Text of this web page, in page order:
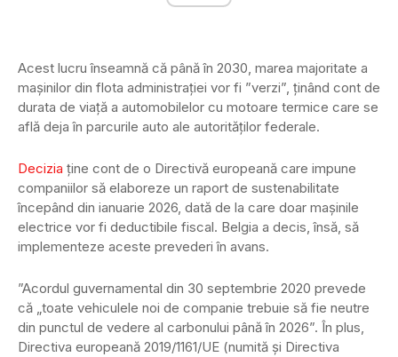
Acest lucru înseamnă că până în 2030, marea majoritate a
mașinilor din flota administrației vor fi ”verzi”, ținând cont de
durata de viață a automobilelor cu motoare termice care se
află deja în parcurile auto ale autorităților federale.
Decizia ține cont de o Directivă europeană care impune
companiilor să elaboreze un raport de sustenabilitate
începând din ianuarie 2026, dată de la care doar mașinile
electrice vor fi deductibile fiscal. Belgia a decis, însă, să
implementeze aceste prevederi în avans.
”Acordul guvernamental din 30 septembrie 2020 prevede
că „toate vehiculele noi de companie trebuie să fie neutre
din punctul de vedere al carbonului până în 2026”. În plus,
Directiva europeană 2019/1161/UE (numită și Directiva